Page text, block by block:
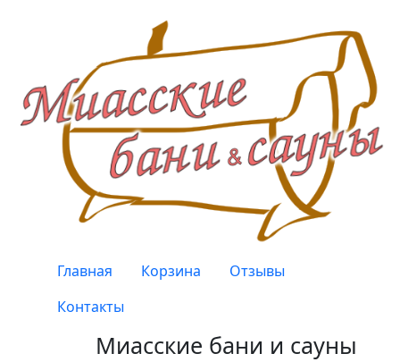
Верхнее меню
Главная Корзина
Отзывы
Контакты
Миасские бани и сауны